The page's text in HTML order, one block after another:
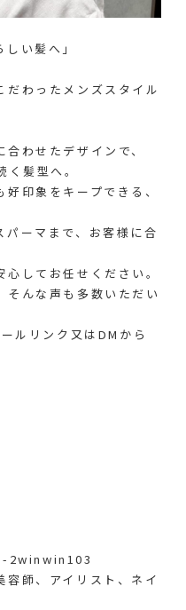
い髪へ」
だわったメンズスタイル
わせたデザインで、
髪型へ。
印象をキープできる、
ーマまで、お客様に合
してお任せください。
そんな声も多数いただい
ルリンク又はDMから
2winwin103
容師、アイリスト、ネイ